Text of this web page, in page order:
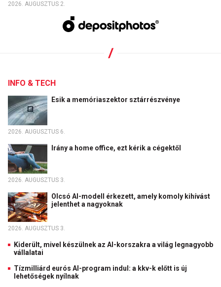
2026. AUGUSZTUS 2.
INFO & TECH
Esik a memóriaszektor sztárrészvénye
2026. AUGUSZTUS 6.
Irány a home office, ezt kérik a cégektől
2026. AUGUSZTUS 3.
Olcsó AI-modell érkezett, amely komoly kihívást
jelenthet a nagyoknak
2026. AUGUSZTUS 3.
Kiderült, mivel készülnek az AI-korszakra a világ legnagyobb
vállalatai
Tízmilliárd eurós AI-program indul: a kkv-k előtt is új
lehetőségek nyílnak